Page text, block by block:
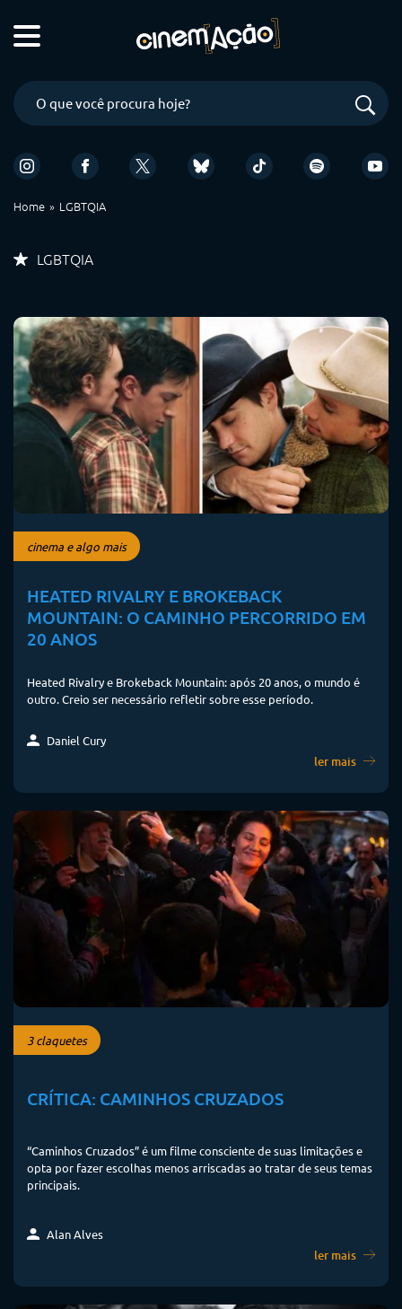
Home LGBTQIA
LGBTQIA
cinema e algo mais
HEATED RIVALRY E BROKEBACK
MOUNTAIN: O CAMINHO PERCORRIDO EM
20 ANOS
Heated Rivalry e Brokeback Mountain: após 20 anos, o mundo é
outro. Creio ser necessário refletir sobre esse período.
Daniel Cury
ler mais
3 claquetes
CRÍTICA: CAMINHOS CRUZADOS
“Caminhos Cruzados” é um filme consciente de suas limitações e
opta por fazer escolhas menos arriscadas ao tratar de seus temas
principais.
Alan Alves
ler mais